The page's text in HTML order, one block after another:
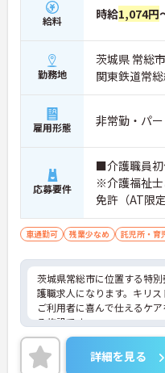
給料 時給1,074円
勤務地
茨城県 常総
関東鉄道常
雇用形態 非常勤・パ
応募要件
■介護職員初
※介護福祉
免許（AT限定
車通勤可 残業少なめ 託児所・育
茨城県常総市に位置する特
護職求人になります。キリス
ご利用者に喜んで仕えるケ
る施設です。
ご興味のある方には、面接
に詳細をお話しいたしますの
ださい。
詳細を見る